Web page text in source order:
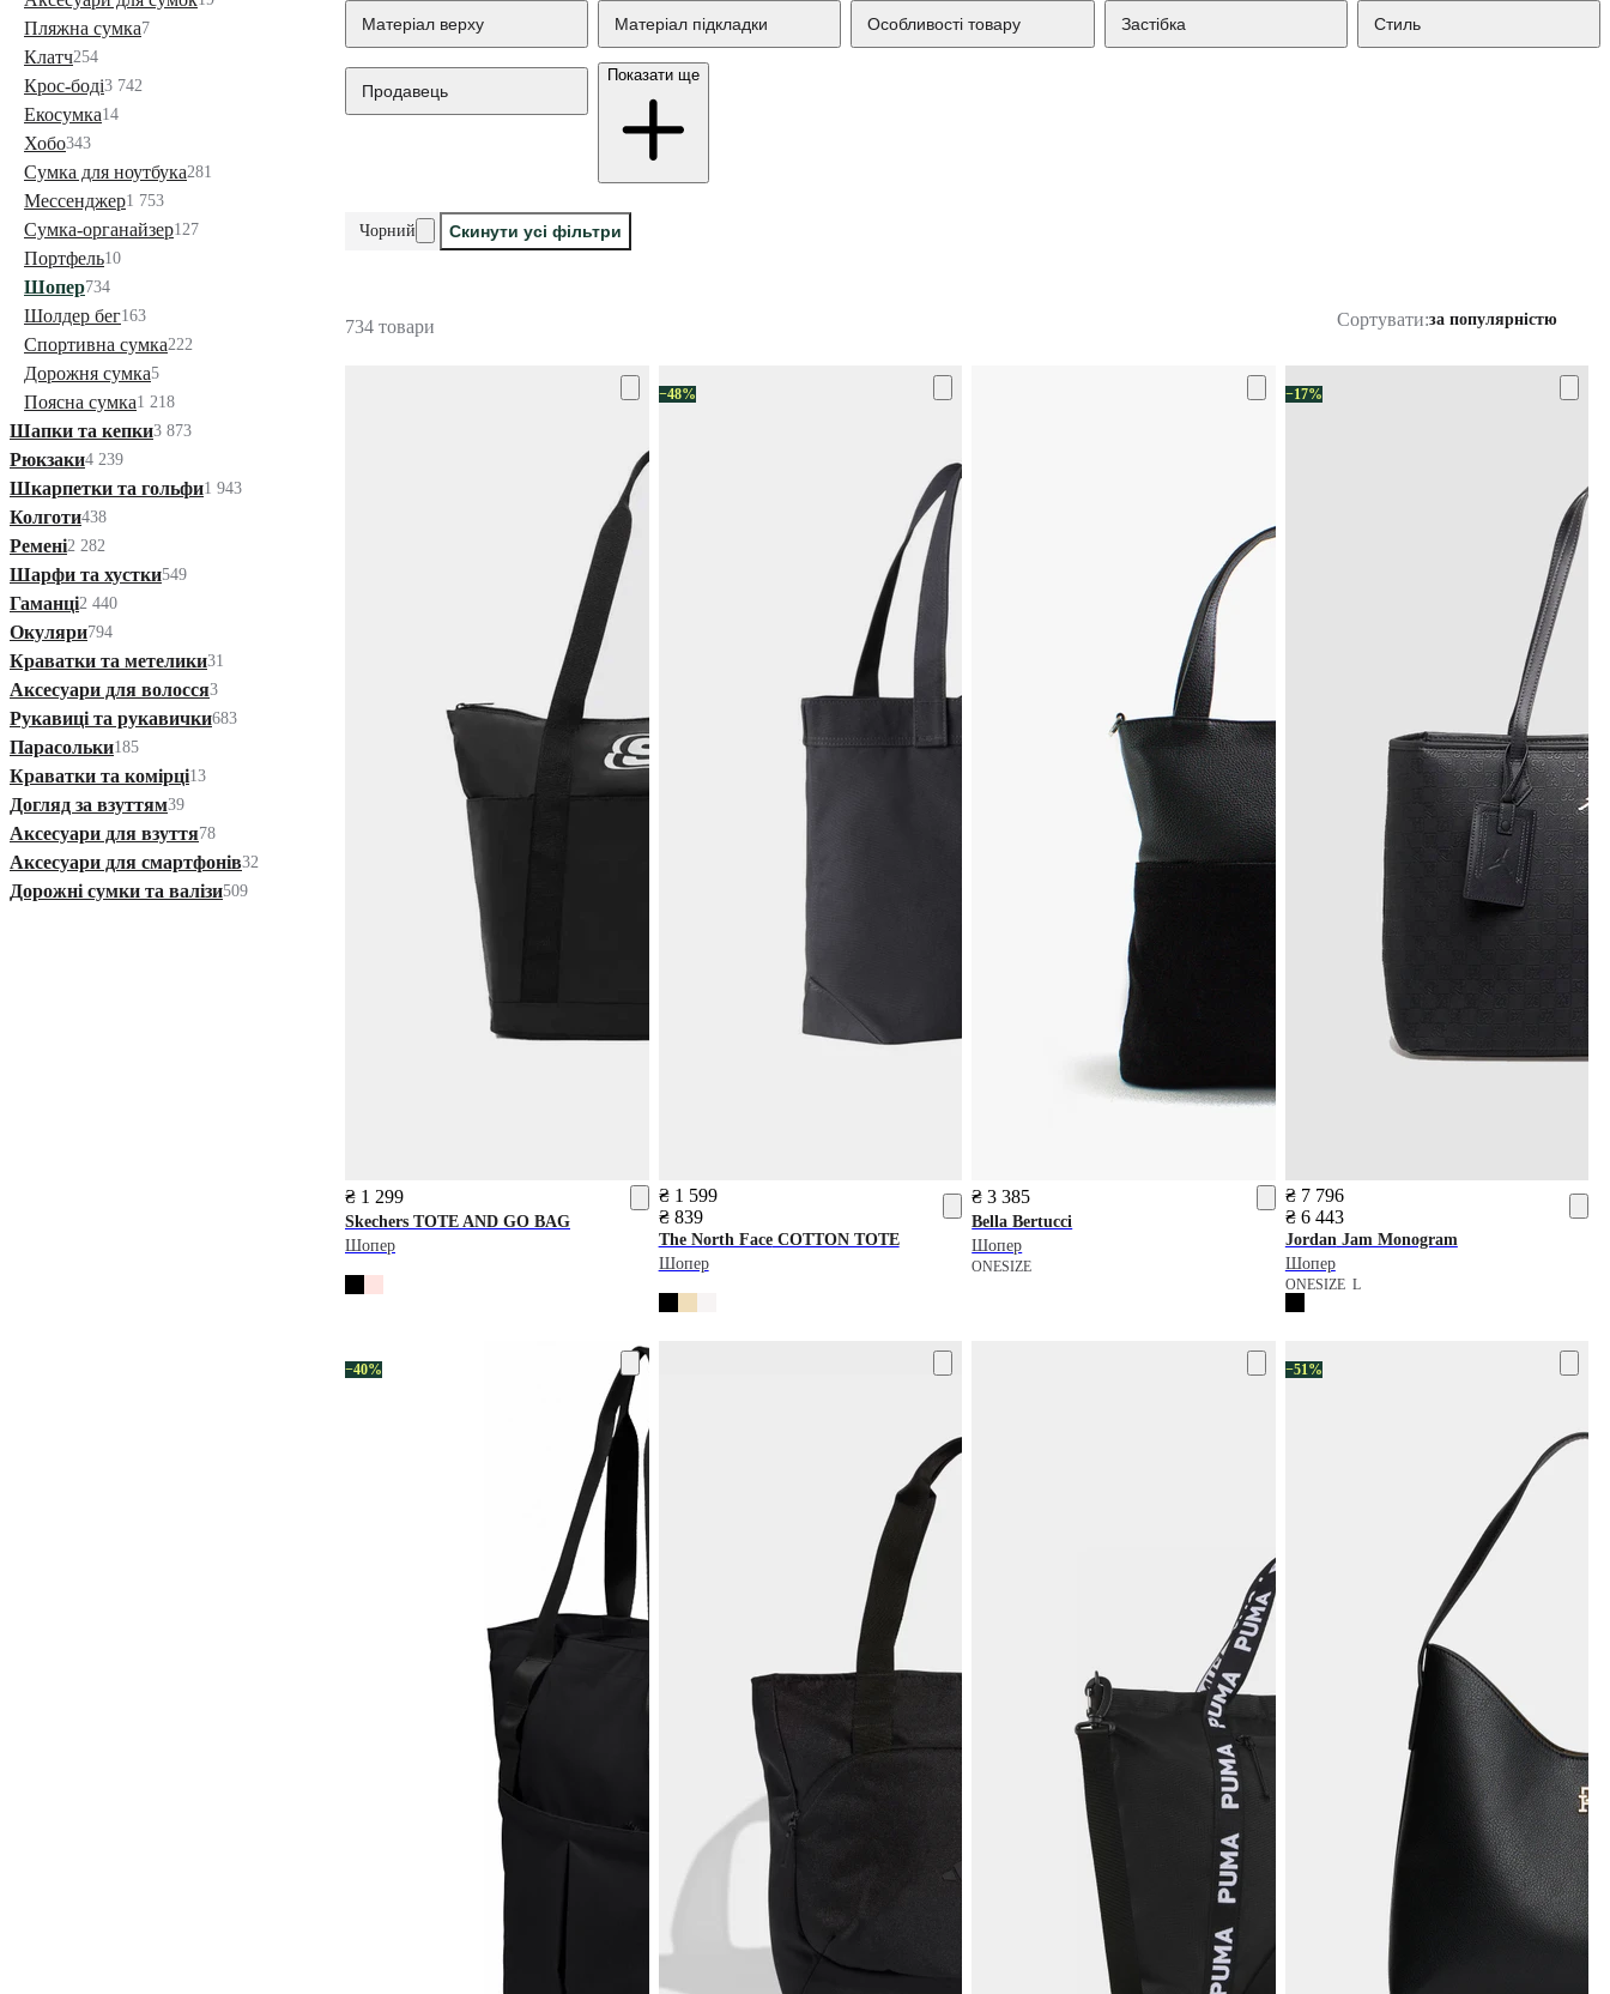
Пляжна сумка7
Клатч254
Крос-боді3 742
Екосумка14
Хобо343
Сумка для ноутбука281
Мессенджер1 753
Сумка-органайзер127
Портфель10
Шопер734
Шолдер бег163
Спортивна сумка222
Дорожня сумка5
Поясна сумка1 218
Шапки та кепки3 873
Рюкзаки4 239
Шкарпетки та гольфи1 943
Колготи438
Ремені2 282
Шарфи та хустки549
Гаманці2 440
Окуляри794
Краватки та метелики31
Аксесуари для волосся3
Рукавиці та рукавички683
Парасольки185
Краватки та комірці13
Догляд за взуттям39
Аксесуари для взуття78
Аксесуари для смартфонів32
Дорожні сумки та валізи509
Матеріал верху Матеріал підкладки Особливості товару Застібка Стиль
Продавець
Показати ще
Чорний Скинути усі фільтри
734 товари Сортувати:за популярністю
₴ 1 299
Skechers TOTE AND GO BAG
Шопер
−48%
₴ 1 599
₴ 839
The North FaceCOTTON TOTE
Шопер
₴ 3 385
Bella Bertucci
Шопер
ONESIZE
−17%
₴ 7 796
₴ 6 443
Jordan Jam Monogram
Шопер
ONESIZE L
−40% −51%